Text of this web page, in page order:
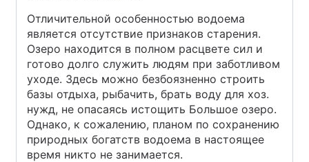
Отличительной особенностью водоема
является отсутствие признаков старения.
Озеро находится в полном расцвете сил и
готово долго служить людям при заботливом
уходе. Здесь можно безбоязненно строить
базы отдыха, рыбачить, брать воду для хоз.
нужд, не опасаясь истощить Большое озеро.
Однако, к сожалению, планом по сохранению
природных богатств водоема в настоящее
время никто не занимается.